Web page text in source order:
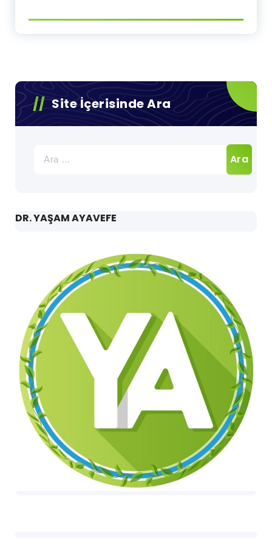
Site İçerisinde Ara
DR. YAŞAM AYAVEFE